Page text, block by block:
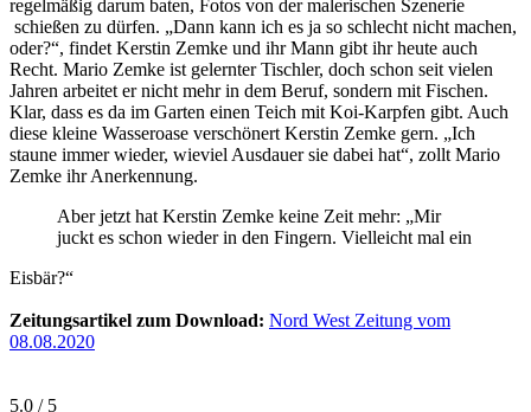
regelmäßig darum baten, Fotos von der malerischen Szenerie
schießen zu dürfen. „Dann kann ich es ja so schlecht nicht machen,
oder?“, findet Kerstin Zemke und ihr Mann gibt ihr heute auch
Recht. Mario Zemke ist gelernter Tischler, doch schon seit vielen
Jahren arbeitet er nicht mehr in dem Beruf, sondern mit Fischen.
Klar, dass es da im Garten einen Teich mit Koi-Karpfen gibt. Auch
diese kleine Wasseroase verschönert Kerstin Zemke gern. „Ich
staune immer wieder, wieviel Ausdauer sie dabei hat“, zollt Mario
Zemke ihr Anerkennung.
Aber jetzt hat Kerstin Zemke keine Zeit mehr: „Mir
juckt es schon wieder in den Fingern. Vielleicht mal ein
Eisbär?“
Zeitungsartikel zum Download: Nord West Zeitung vom
08.08.2020
5.0 / 5